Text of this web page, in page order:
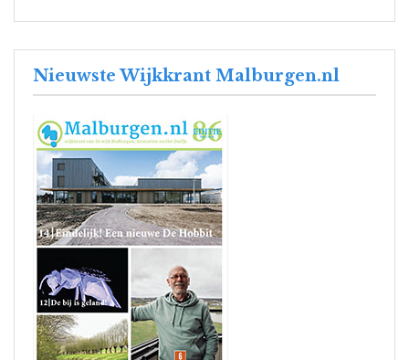
Nieuwste Wijkkrant Malburgen.nl